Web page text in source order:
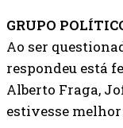
GRUPO
Ao ser
respondeu está
Alberto Fraga,
estivesse